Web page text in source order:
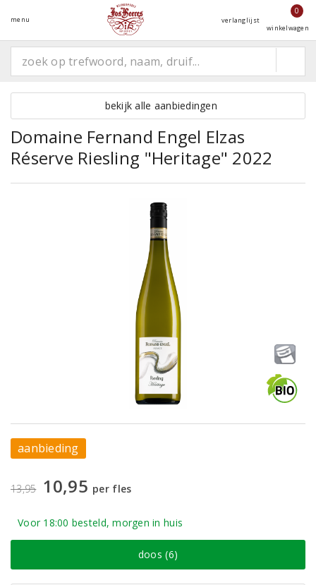
menu verlanglijst
0
winkelwagen
bekijk alle aanbiedingen
Domaine Fernand Engel Elzas
Réserve Riesling "Heritage" 2022
aanbieding
13,95 10,95 per fles
Voor 18:00 besteld, morgen in huis
doos (6)